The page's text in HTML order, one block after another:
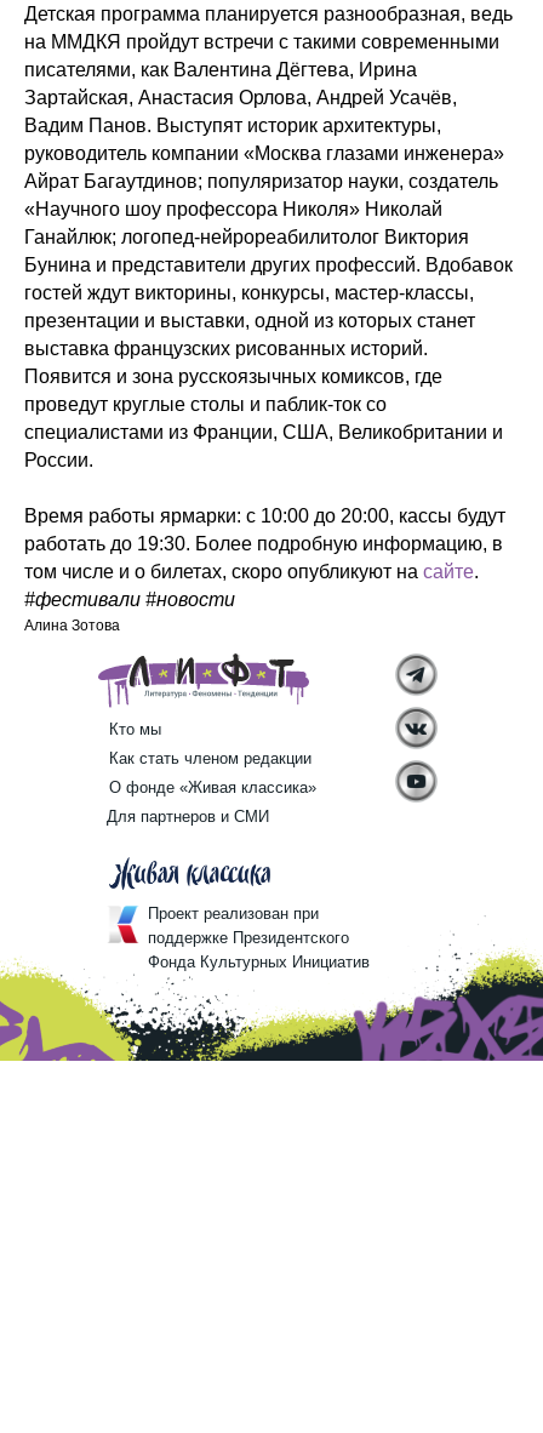
Детская программа планируется разнообразная, ведь
на ММДКЯ пройдут встречи с такими современными
писателями, как Валентина Дёгтева, Ирина
Зартайская, Анастасия Орлова, Андрей Усачёв,
Вадим Панов. Выступят историк архитектуры,
руководитель компании «Москва глазами инженера»
Айрат Багаутдинов; популяризатор науки, создатель
«Научного шоу профессора Николя» Николай
Ганайлюк; логопед-нейрореабилитолог Виктория
Бунина и представители других профессий. Вдобавок
гостей ждут викторины, конкурсы, мастер-классы,
презентации и выставки, одной из которых станет
выставка французских рисованных историй.
Появится и зона русскоязычных комиксов, где
проведут круглые столы и паблик-ток со
специалистами из Франции, США, Великобритании и
России.
Время работы ярмарки: с 10:00 до 20:00, кассы будут
работать до 19:30. Более подробную информацию, в
том числе и о билетах, скоро опубликуют на сайте.
#фестивали #новости
Алина Зотова
Проект реализован при
поддержке Президентского
Фонда Культурных Инициатив
Кто мы
Как стать членом редакции
О фонде «Живая классика»
Для партнеров и СМИ